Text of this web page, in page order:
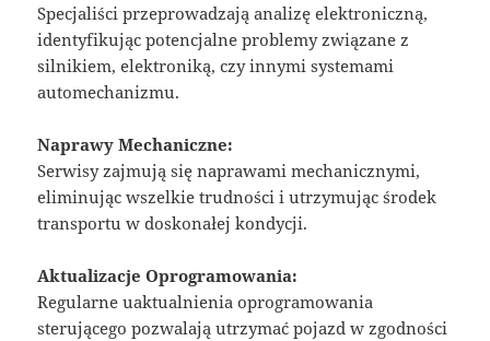
Specjaliści przeprowadzają analizę elektroniczną,
identyfikując potencjalne problemy związane z
silnikiem, elektroniką, czy innymi systemami
automechanizmu.
Naprawy Mechaniczne:
Serwisy zajmują się naprawami mechanicznymi,
eliminując wszelkie trudności i utrzymując środek
transportu w doskonałej kondycji.
Aktualizacje Oprogramowania:
Regularne uaktualnienia oprogramowania
sterującego pozwalają utrzymać pojazd w zgodności